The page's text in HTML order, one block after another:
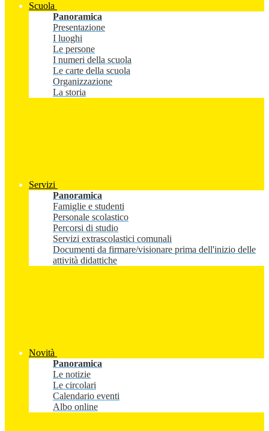
Scuola
Panoramica
Presentazione
I luoghi
Le persone
I numeri della scuola
Le carte della scuola
Organizzazione
La storia
Servizi
Panoramica
Famiglie e studenti
Personale scolastico
Percorsi di studio
Servizi extrascolastici comunali
Documenti da firmare/visionare prima dell'inizio delle
attività didattiche
Novità
Panoramica
Le notizie
Le circolari
Calendario eventi
Albo online